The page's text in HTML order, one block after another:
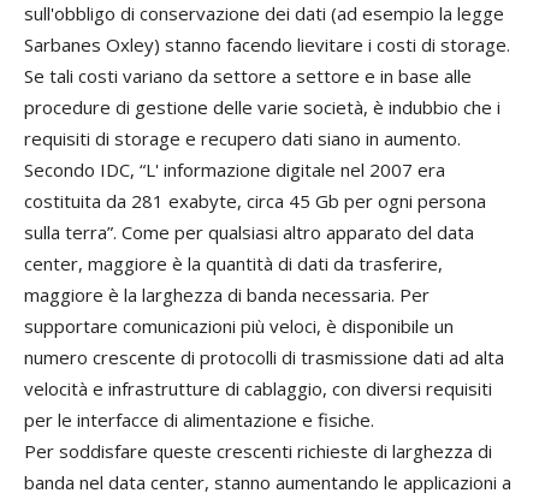
sull'obbligo di conservazione dei dati (ad esempio la legge
Sarbanes Oxley) stanno facendo lievitare i costi di storage.
Se tali costi variano da settore a settore e in base alle
procedure di gestione delle varie società, è indubbio che i
requisiti di storage e recupero dati siano in aumento.
Secondo IDC, “L' informazione digitale nel 2007 era
costituita da 281 exabyte, circa 45 Gb per ogni persona
sulla terra”. Come per qualsiasi altro apparato del data
center, maggiore è la quantità di dati da trasferire,
maggiore è la larghezza di banda necessaria. Per
supportare comunicazioni più veloci, è disponibile un
numero crescente di protocolli di trasmissione dati ad alta
velocità e infrastrutture di cablaggio, con diversi requisiti
per le interfacce di alimentazione e fisiche.
Per soddisfare queste crescenti richieste di larghezza di
banda nel data center, stanno aumentando le applicazioni a